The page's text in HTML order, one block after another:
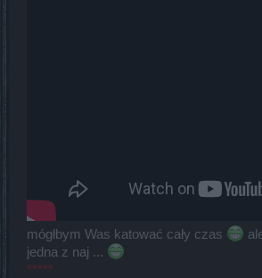
mógłbym Was katować cały czas
jedna z naj ...
*****